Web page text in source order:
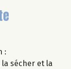
:
sécher et la